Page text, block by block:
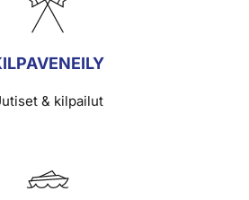
& kilpailut